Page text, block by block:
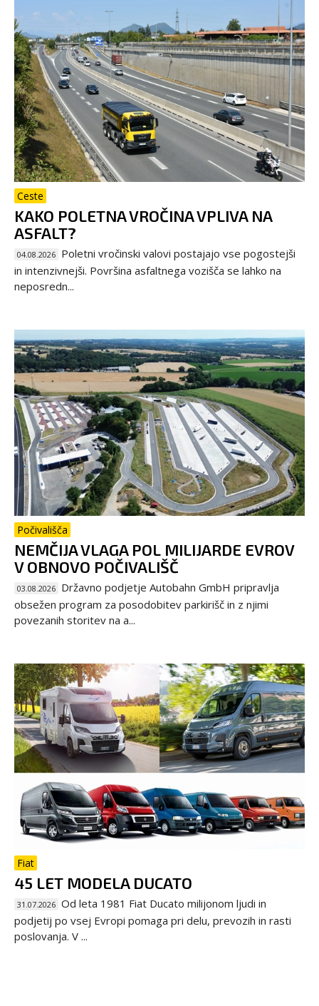
Ceste
KAKO POLETNA VROČINA VPLIVA NA
ASFALT?
04.08.2026 Poletni vročinski valovi postajajo vse pogostejši
in intenzivnejši. Površina asfaltnega vozišča se lahko na
neposredn...
Počivališča
NEMČIJA VLAGA POL MILIJARDE EVROV
V OBNOVO POČIVALIŠČ
03.08.2026 Državno podjetje Autobahn GmbH pripravlja
obsežen program za posodobitev parkirišč in z njimi
povezanih storitev na a...
Fiat
45 LET MODELA DUCATO
31.07.2026 Od leta 1981 Fiat Ducato milijonom ljudi in
podjetij po vsej Evropi pomaga pri delu, prevozih in rasti
poslovanja. V ...